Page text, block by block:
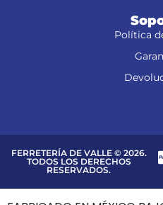
Política
FERRETERÍA DE VALLE © 2026.
TODOS LOS DERECHOS
RESERVADOS.